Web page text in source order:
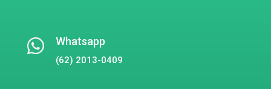
 Whatsapp
(62) 2013-0409